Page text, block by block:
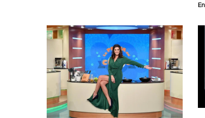
più amati degli italiani, è
sospeso dallo scorso 12 marzo e
nessuno ha pensato di mandare
in onda le repliche. La […]